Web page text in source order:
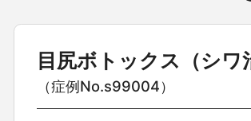
目尻ボトックス（シワ
（症例No.s99004）